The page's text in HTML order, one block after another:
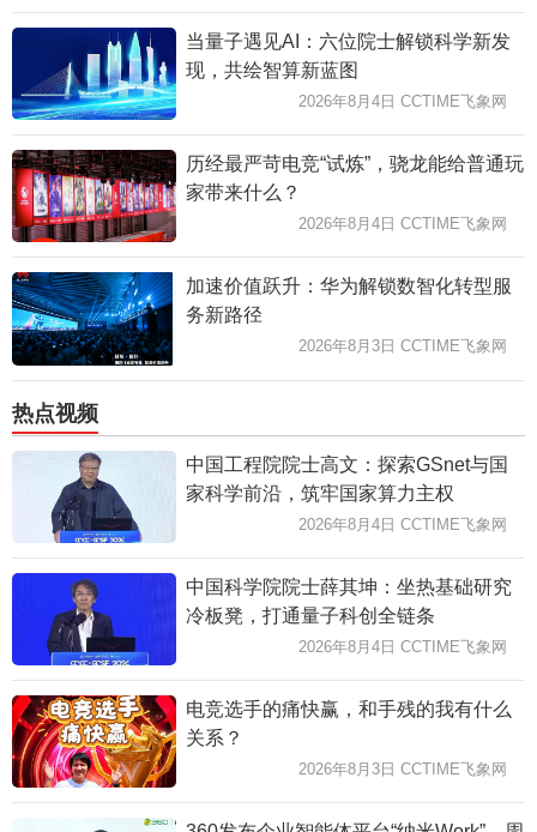
当量子遇见AI：六位院士解锁科学新发
现，共绘智算新蓝图
2026年8月4日 CCTIME飞象网
历经最严苛电竞“试炼”，骁龙能给普通玩
家带来什么？
2026年8月4日 CCTIME飞象网
加速价值跃升：华为解锁数智化转型服
务新路径
2026年8月3日 CCTIME飞象网
热点视频
中国工程院院士高文：探索GSnet与国
家科学前沿，筑牢国家算力主权
2026年8月4日 CCTIME飞象网
中国科学院院士薛其坤：坐热基础研究
冷板凳，打通量子科创全链条
2026年8月4日 CCTIME飞象网
电竞选手的痛快赢，和手残的我有什么
关系？
2026年8月3日 CCTIME飞象网